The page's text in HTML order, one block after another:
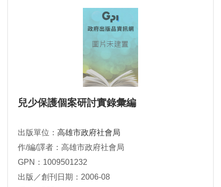
兒少保護個案研討實錄彙編
出版單位： 高雄市政府社會局
作/編/譯者：高雄市政府社會局
GPN：1009501232
出版／創刊日期：2006-08